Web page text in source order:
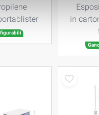
in